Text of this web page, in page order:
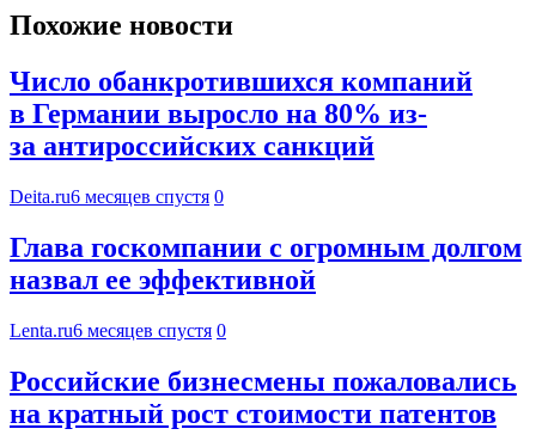
Похожие новости
Число обанкротившихся компаний
в Германии выросло на 80% из-
за антироссийских санкций
Deita.ru6 месяцев спустя 0
Глава госкомпании с огромным долгом
назвал ее эффективной
Lenta.ru6 месяцев спустя 0
Российские бизнесмены пожаловались
на кратный рост стоимости патентов